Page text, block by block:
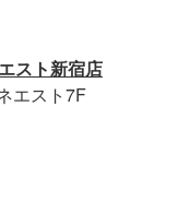
スト新宿店
エスト7F